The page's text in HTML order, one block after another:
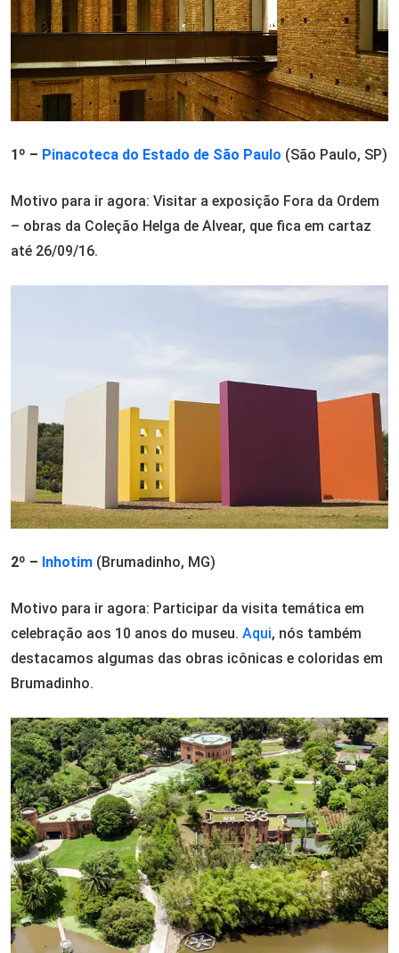
1º – Pinacoteca do Estado de São Paulo (São Paulo, SP)
Motivo para ir agora: Visitar a exposição Fora da Ordem
– obras da Coleção Helga de Alvear, que fica em cartaz
até 26/09/16.
2º – Inhotim (Brumadinho, MG)
Motivo para ir agora: Participar da visita temática em
celebração aos 10 anos do museu. Aqui, nós também
destacamos algumas das obras icônicas e coloridas em
Brumadinho.